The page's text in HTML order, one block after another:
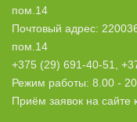
пом.14
Почтовый адрес:
пом.14
+375 (29) 691-40-51,
Режим работы: 8.00 -
Приём заявок на сайте